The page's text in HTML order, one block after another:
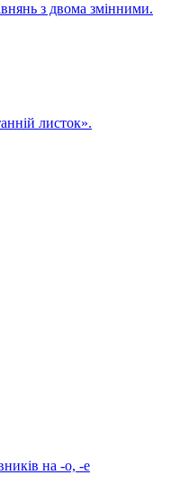
з двома змінними.
листок».
на -о, -е